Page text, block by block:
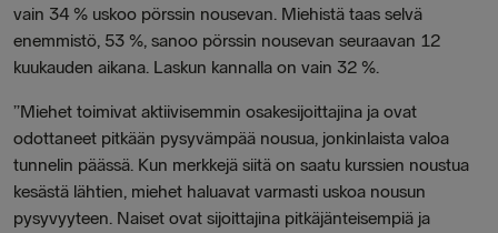
vain 34 % uskoo pörssin nousevan. Miehistä taas selvä
enemmistö, 53 %, sanoo pörssin nousevan seuraavan 12
kuukauden aikana. Laskun kannalla on vain 32 %.
”Miehet toimivat aktiivisemmin osakesijoittajina ja ovat
odottaneet pitkään pysyvämpää nousua, jonkinlaista valoa
tunnelin päässä. Kun merkkejä siitä on saatu kurssien noustua
kesästä lähtien, miehet haluavat varmasti uskoa nousun
pysyvyyteen. Naiset ovat sijoittajina pitkäjänteisempiä ja